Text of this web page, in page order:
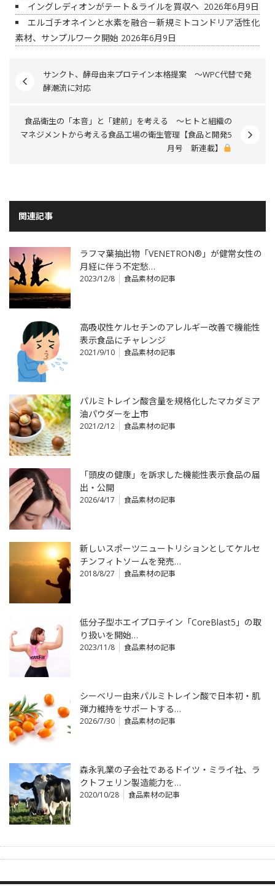
イングレディオンがテート＆ライルを買収へ 2026年6月9日
エルゴチオネインと水素を融合－新規ミトコンドリア活性化
素材、サンプルワーク開始 2026年6月9日
サンクト、酵母由来プロテイン本格提案 ～WPC代替で発
酵潮流に対応
食品衛生の「本音」と「建前」を考える ～ヒトと組織の
マネジメントから考える食品工場の衛生管理【食品と開発5
月号 新連載】
関連記事
ラフマ葉抽出物「VENETRON®」が健常女性の
月経に伴う不定愁…
2023/12/8 食品素材の記事
高吸収性ケルセチンのアレルギー改善で機能性
表示食品にチャレンジ
2021/9/10 食品素材の記事
パルミトレイン酸含量を規格化したマカダミア
油パウダーを上市
2021/2/12 食品素材の記事
「頭皮の健康」を訴求した機能性表示食品の届
出・公開
2026/4/17 食品素材の記事
新しいスポーツニュートリションとしてケルセ
チンフィトソームを発売…
2018/8/27 食品素材の記事
低分子型ホエイプロテイン「CoreBlast5」の取
り扱いを開始…
2023/11/8 食品素材の記事
シーベリー由来パルミトレイン酸で日本初・肌
弾力維持をサポートする…
2026/7/30 食品素材の記事
森永乳業の子会社であるドイツ・ミライ社、ラ
クトフェリン製造能力を…
2020/10/28 食品素材の記事